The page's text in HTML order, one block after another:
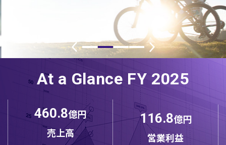
At a Glance FY 2025
460.8億円
売上高
116.8億円
営業利益